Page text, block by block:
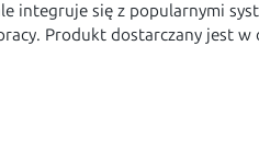
integruje się z popularnymi
Produkt dostarczany jest w